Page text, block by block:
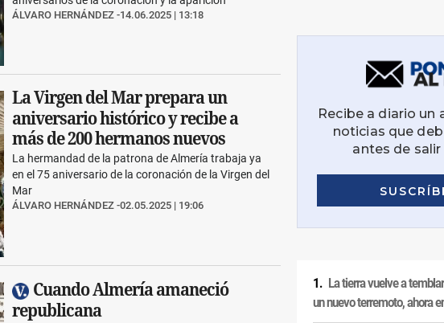
ÁLVARO HERNÁNDEZ 14.06.2025 | 13:18
La Virgen del Mar prepara un
aniversario histórico y recibe a
más de 200 hermanos nuevos
ÁLVARO HERNÁNDEZ 02.05.2025 | 19:06
La hermandad de la patrona de Almería trabaja ya
en el 75 aniversario de la coronación de la Virgen del
Mar
Cuando Almería amaneció
republicana
La tierra vuelve a
un nuevo terremoto, ahora